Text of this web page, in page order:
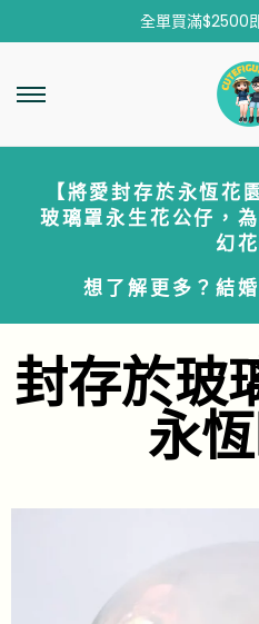
全單買滿$2500
【將愛封存於永恆
玻璃罩永生花公仔，
幻
想了解更多？結
封存於玻
永